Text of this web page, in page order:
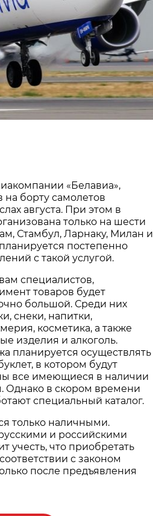
«Белавиа»,
борту самолетов
августа. При этом в
только на шести
Стамбул, Ларнаку, Милан и
постепенно
с такой услугой.
специалистов,
товаров будет
большой. Среди них
снеки, напитки,
косметика, а также
изделия и алкоголь.
планируется осуществлять
в котором будут
все имеющиеся в наличии
Однако в скором времени
специальный каталог.
только наличными.
и российскими
учесть, что приобретать
с законом
после предъявления